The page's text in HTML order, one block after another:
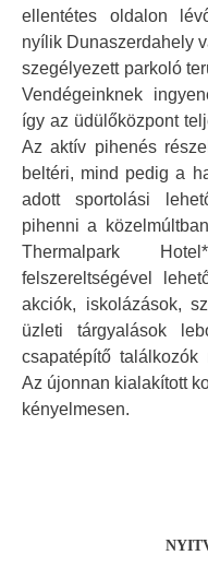
ellentétes oldalon
nyílik Dunaszerdahely
szegélyezett parkoló
Vendégeinknek
így az üdülőközpont
Az aktív pihenés
beltéri, mind pedig a
adott sportolási
pihenni a
Thermalpark
felszereltségével
akciók, iskolázások,
üzleti tárgyalások
csapatépítő
Az újonnan kialakított
kényelmesen.